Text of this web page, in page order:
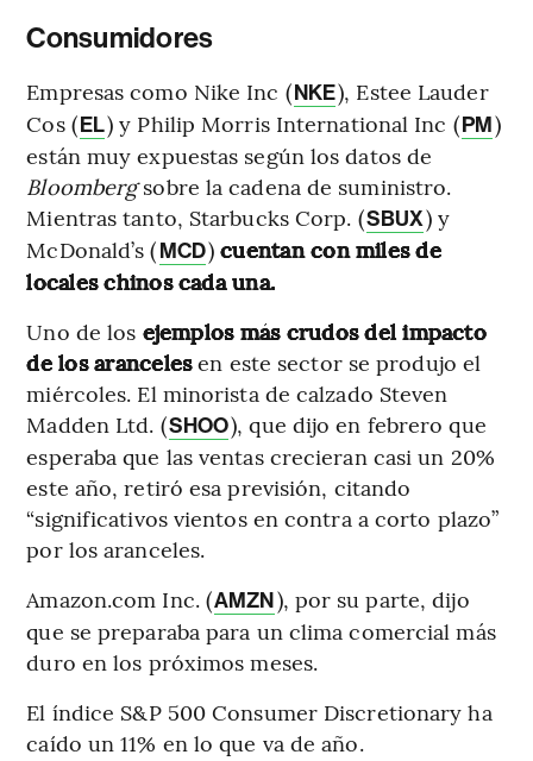
Consumidores
Empresas como Nike Inc (NKE), Estee Lauder
Cos (EL) y Philip Morris International Inc (PM)
están muy expuestas según los datos de
Bloombergsobre la cadena de suministro.
Mientras tanto, Starbucks Corp. (SBUX) y
McDonald’s (MCD)cuentan con miles de
locales chinos cada una.
Uno de los ejemplos más crudos del impacto
de los arancelesen este sector se produjo el
miércoles. El minorista de calzado Steven
Madden Ltd. (SHOO), que dijo en febrero que
esperaba que las ventas crecieran casi un 20%
este año, retiró esa previsión, citando
“significativos vientos en contra a corto plazo”
por los aranceles.
Amazon.com Inc. (AMZN), por su parte, dijo
que se preparaba para un clima comercial más
duro en los próximos meses.
El índice S&P 500 Consumer Discretionary ha
caído un 11% en lo que va de año.